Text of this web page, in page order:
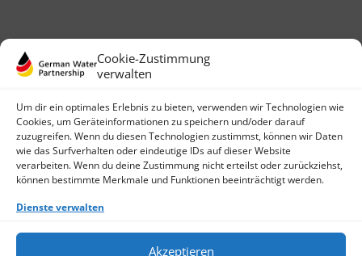
Cookie-Zustimmung
verwalten
Um dir ein optimales Erlebnis zu bieten, verwenden wir Technologien wie
Cookies, um Geräteinformationen zu speichern und/oder darauf
zuzugreifen. Wenn du diesen Technologien zustimmst, können wir Daten
wie das Surfverhalten oder eindeutige IDs auf dieser Website
verarbeiten. Wenn du deine Zustimmung nicht erteilst oder zurückziehst,
können bestimmte Merkmale und Funktionen beeinträchtigt werden.
Dienste verwalten
Akzeptieren
German Water Partnership e.V.
Invalidenstraße 91
D-10115 Berlin
Login